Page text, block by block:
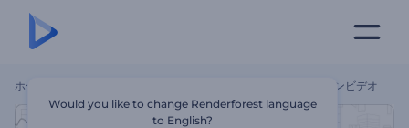
ホーム 高級のフィットネスクラブのプロモーションビデオ
Would you like to change Renderforest language
to English?